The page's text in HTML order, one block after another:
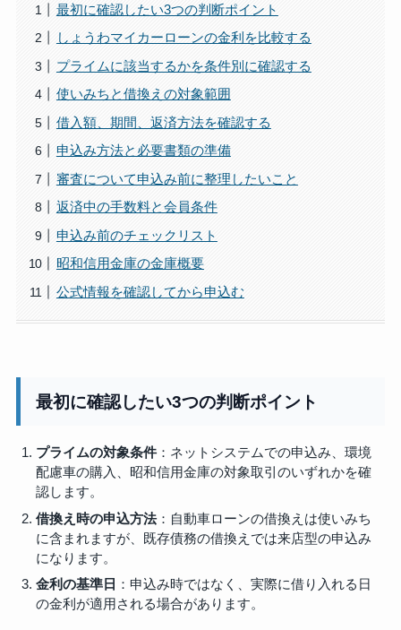
最初に確認したい3つの判断ポイント
しょうわマイカーローンの金利を比較する
プライムに該当するかを条件別に確認する
使いみちと借換えの対象範囲
借入額、期間、返済方法を確認する
申込み方法と必要書類の準備
審査について申込み前に整理したいこと
返済中の手数料と会員条件
申込み前のチェックリスト
昭和信用金庫の金庫概要
公式情報を確認してから申込む
最初に確認したい3つの判断ポイント
プライムの対象条件：ネットシステムでの申込み、環境
配慮車の購入、昭和信用金庫の対象取引のいずれかを確
認します。
借換え時の申込方法：自動車ローンの借換えは使いみち
に含まれますが、既存債務の借換えでは来店型の申込み
になります。
金利の基準日 ：申込み時ではなく、実際に借り入れる日
の金利が適用される場合があります。